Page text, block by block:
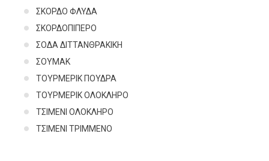
ΣΚΟΡΔΟ ΦΛΥΔΑ
ΣΚΟΡΔΟΠΙΠΕΡΟ
ΣΟΔΑ ΔΙΤΤΑΝΘΡΑΚΙΚΗ
ΣΟΥΜΑΚ
ΤΟΥΡΜΕΡΙΚ ΠΟΥΔΡΑ
ΤΟΥΡΜΕΡΙΚ ΟΛΟΚΛΗΡΟ
ΤΣΙΜΕΝΙ ΟΛΟΚΛΗΡΟ
ΤΣΙΜΕΝΙ ΤΡΙΜΜΕΝΟ